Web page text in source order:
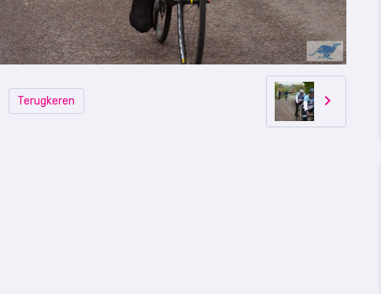
Terugkeren